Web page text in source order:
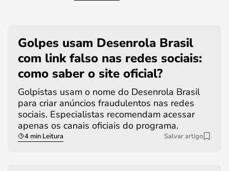
Golpes usam Desenrola Brasil
com link falso nas redes sociais:
como saber o site oficial?
Golpistas usam o nome do Desenrola Brasil
para criar anúncios fraudulentos nas redes
sociais. Especialistas recomendam acessar
apenas os canais oficiais do programa.
4 min Leitura Salvar artigo